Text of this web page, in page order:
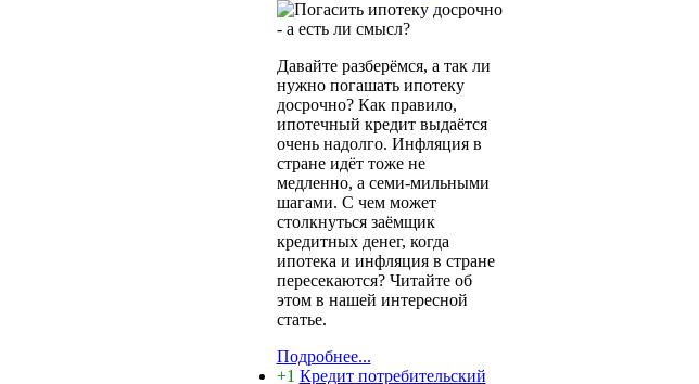
Давайте разберёмся, а так ли
нужно погашать ипотеку
досрочно? Как правило,
ипотечный кредит выдаётся
очень надолго. Инфляция в
стране идёт тоже не
медленно, а семи-мильными
шагами. С чем может
столкнуться заёмщик
кредитных денег, когда
ипотека и инфляция в стране
пересекаются? Читайте об
этом в нашей интересной
статье.
Подробнее...
+1 Кредит потребительский